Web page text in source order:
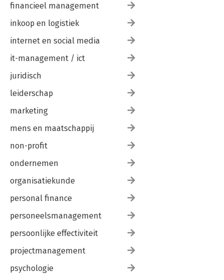
financieel management
inkoop en logistiek
internet en social media
it-management / ict
juridisch
leiderschap
marketing
mens en maatschappij
non-profit
ondernemen
organisatiekunde
personal finance
personeelsmanagement
persoonlijke effectiviteit
projectmanagement
psychologie